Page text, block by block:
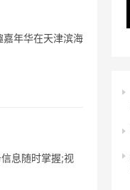
年华在天津滨海
息随时掌握;视